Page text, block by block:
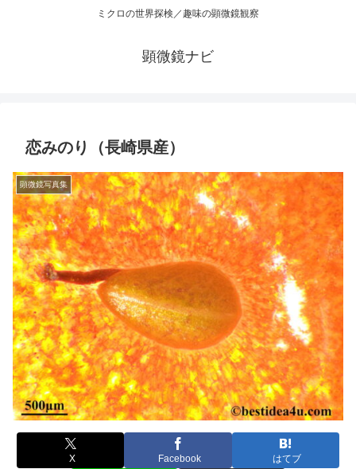
ミクロの世界探検／趣味の顕微鏡観察
顕微鏡ナビ
恋みのり（長崎県産）
顕微鏡写真集
X Facebook はてブ